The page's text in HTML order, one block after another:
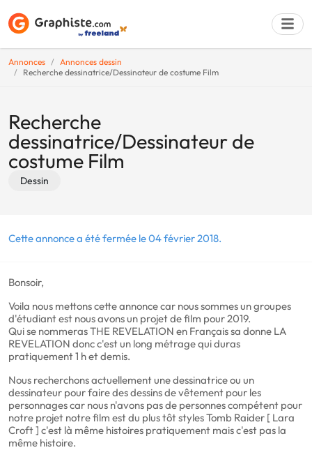
Annonces
Annonces dessin
Recherche dessinatrice/Dessinateur de costume Film
Recherche
dessinatrice/Dessinateur de
costume Film
Dessin
Cette annonce a été fermée le 04 février 2018.
Bonsoir,
Voila nous mettons cette annonce car nous sommes un groupes
d'étudiant est nous avons un projet de film pour 2019.
Qui se nommeras THE REVELATION en Français sa donne LA
REVELATION donc c'est un long métrage qui duras
pratiquement 1 h et demis.
Nous recherchons actuellement une dessinatrice ou un
dessinateur pour faire des dessins de vêtement pour les
personnages car nous n'avons pas de personnes compétent pour
notre projet notre film est du plus tôt styles Tomb Raider [ Lara
Croft ] c'est là même histoires pratiquement mais c'est pas la
même histoire.